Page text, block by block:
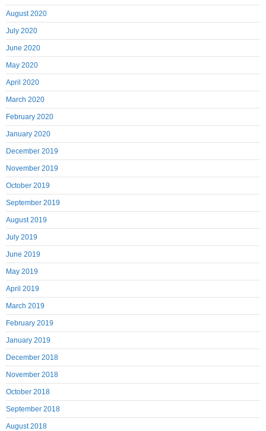
August 2020
July 2020
June 2020
May 2020
April 2020
March 2020
February 2020
January 2020
December 2019
November 2019
October 2019
September 2019
August 2019
July 2019
June 2019
May 2019
April 2019
March 2019
February 2019
January 2019
December 2018
November 2018
October 2018
September 2018
August 2018